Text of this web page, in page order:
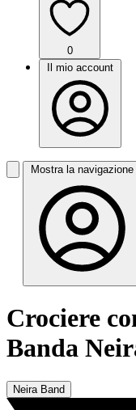
0
Il mio account
Mostra la navigazione
Crociere
Banda
Neira Band